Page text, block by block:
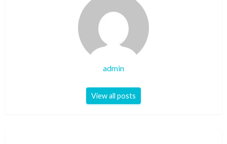
admin
View all posts